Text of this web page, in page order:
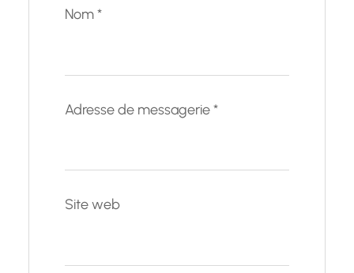
Nom*
Adresse de messagerie*
Site web